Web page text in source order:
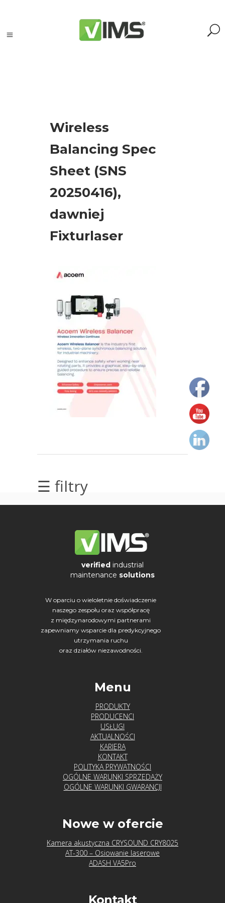
Wireless
Balancing Spec
Sheet (SNS
20250416),
dawniej
Fixturlaser
☰ filtry
Kategorie
produktów
Wibrodiagnostyka
verified industrial
maintenance solutions
W oparciu o wieloletnie doświadczenie
naszego zespołu oraz współpracę
z międzynarodowymi partnerami
zapewniamy wsparcie dla predykcyjnego
utrzymania ruchu
oraz działów niezawodności.
Menu
PRODUKTY
PRODUCENCI
USŁUGI
AKTUALNOŚCI
KARIERA
KONTAKT
POLITYKA PRYWATNOŚCI
OGÓLNE WARUNKI SPRZEDAŻY
OGÓLNE WARUNKI GWARANCJI
Nowe w ofercie
Kamera akustyczna CRYSOUND CRY8025
AT-300 – Osiowanie laserowe
ADASH VA5Pro
Kontakt